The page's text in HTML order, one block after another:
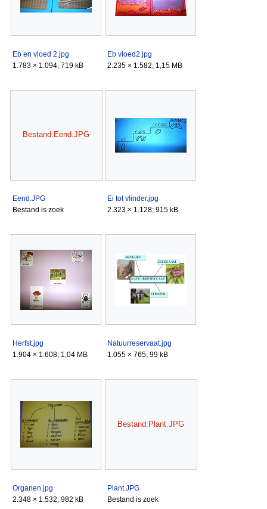
Eb en vloed 2.jpg
1.783 × 1.094; 719 kB
Eb vloed2.jpg
2.235 × 1.582; 1,15 MB
Bestand:Eend.JPG
Eend.JPG
Bestand is zoek
Ei tot vlinder.jpg
2.323 × 1.128; 915 kB
Herfst.jpg
1.904 × 1.608; 1,04 MB
Natuurreservaat.jpg
1.055 × 765; 99 kB
Organen.jpg
2.348 × 1.532; 982 kB
Bestand:Plant.JPG
Plant.JPG
Bestand is zoek